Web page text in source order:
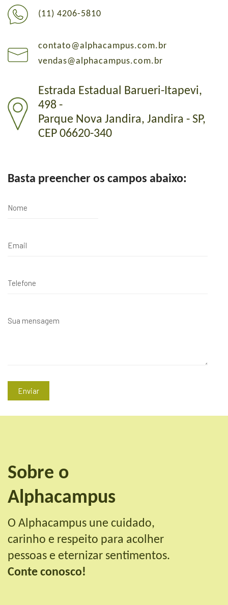
(11) 4206-5810
contato@alphacampus.com.br
vendas@alphacampus.com.br
Estrada Estadual Barueri-Itapevi,
498 -
Parque Nova Jandira, Jandira - SP,
CEP 06620-340
Basta preencher os campos abaixo:
Enviar
Sobre o
Alphacampus
O Alphacampus une cuidado,
carinho e respeito para acolher
pessoas e eternizar sentimentos.
Conte conosco!